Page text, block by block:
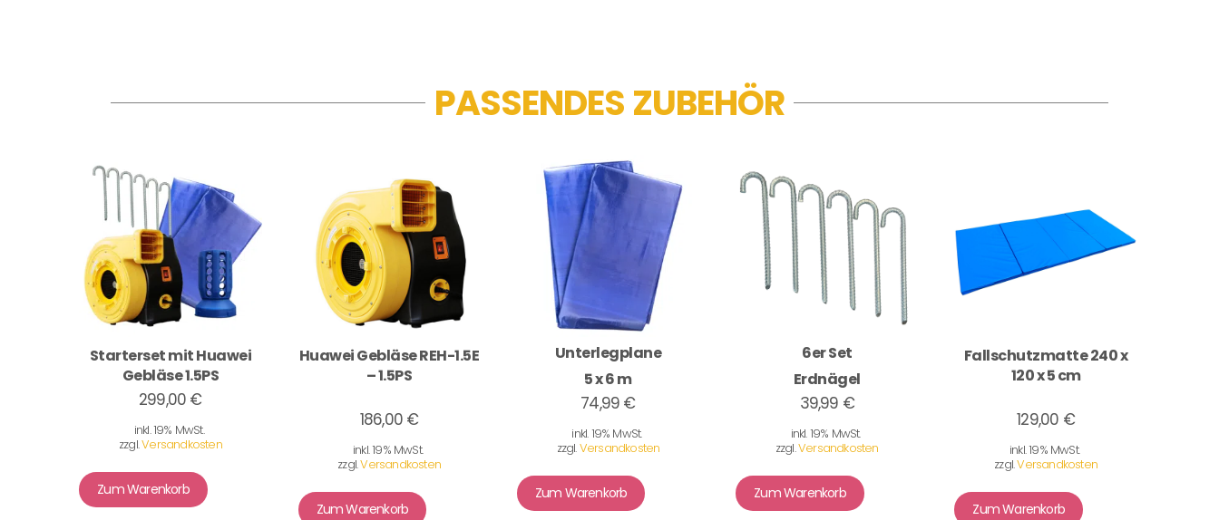
PASSENDES ZUBEHÖR
Starterset mit Huawei
Gebläse 1.5PS
299,00 €
inkl. 19% MwSt.
zzgl.Versandkosten
Zum Warenkorb
Huawei Gebläse REH-1.5E
– 1.5PS
186,00 €
inkl. 19% MwSt.
zzgl.Versandkosten
Zum Warenkorb
Unterlegplane
5 x 6 m
74,99 €
inkl. 19% MwSt.
zzgl.Versandkosten
Zum Warenkorb
6er Set
Erdnägel
39,99 €
inkl. 19% MwSt.
zzgl.Versandkosten
Zum Warenkorb
Fallschutzmatte 240 x
120 x 5 cm
129,00 €
inkl. 19% MwSt.
zzgl.Versandkosten
Zum Warenkorb